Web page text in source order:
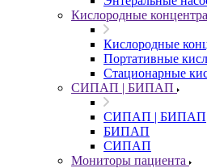
Кислородные
Кислородные
Портативные
Стационарные
СИПАП | БИПАП
СИПАП | БИПАП
БИПАП
СИПАП
Мониторы пациента